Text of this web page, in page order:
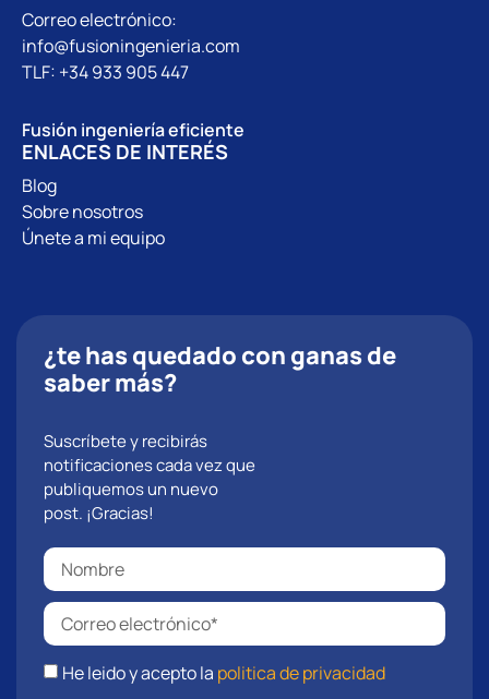
Correo electrónico:
info@fusioningenieria.com
TLF: +34 933 905 447
Fusión ingeniería eficiente
ENLACES DE INTERÉS
Blog
Sobre nosotros
Únete a mi equipo
¿te has quedado con ganas de
saber más?
Suscríbete y recibirás
notificaciones cada vez que
publiquemos un nuevo
post. ¡Gracias!
He leido y acepto la politica de privacidad